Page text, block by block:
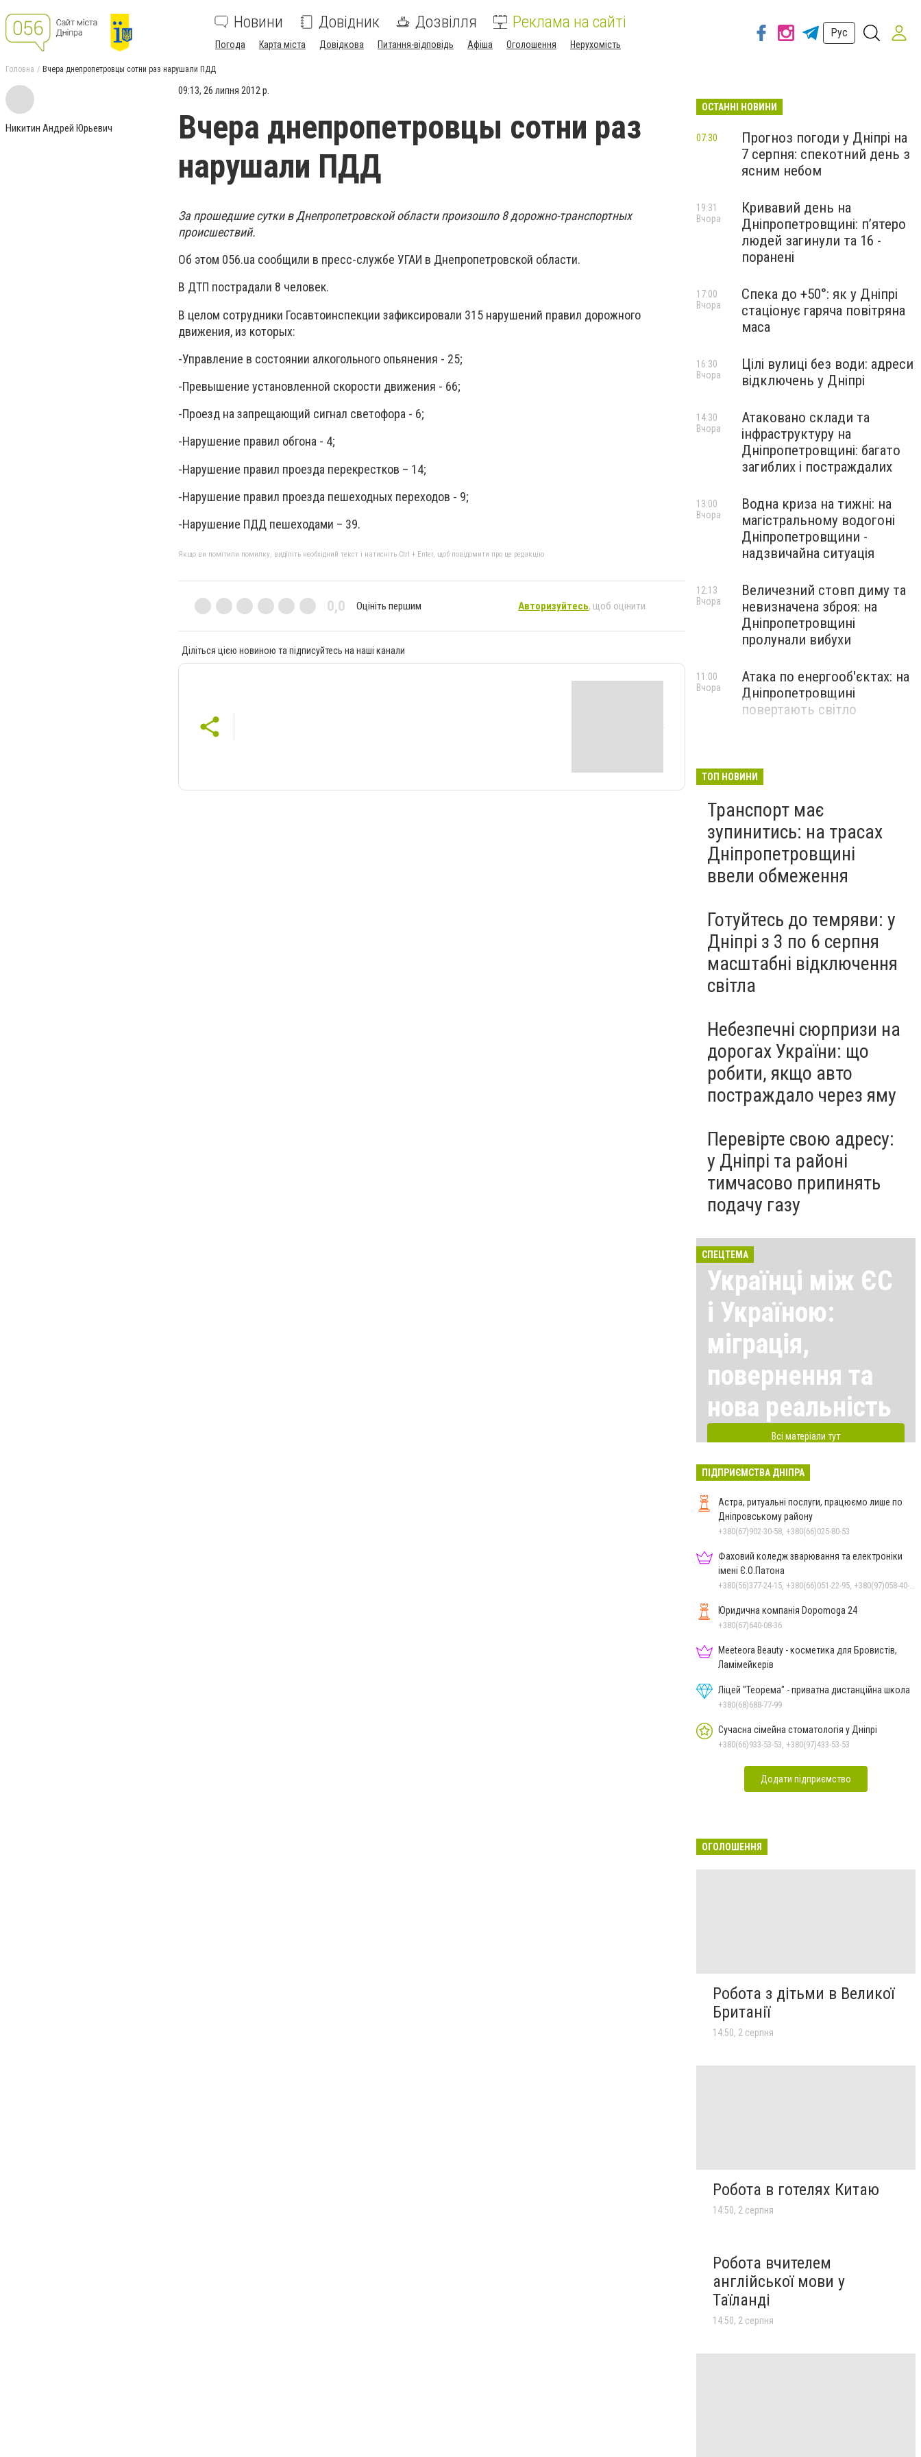
Новини Довідник Дозвілля Реклама на сайті
Погода Карта міста Довідкова Питання-відповідь Афіша Оголошення Нерухомість
Рус
Головна Вчера днепропетровцы сотни раз нарушали ПДД
Никитин Андрей Юрьевич
09:13, 26 липня 2012 р.
Вчера днепропетровцы сотни раз
нарушали ПДД
За прошедшие сутки в Днепропетровской области произошло 8 дорожно-транспортных
происшествий.
Об этом 056.ua сообщили в пресс-службе УГАИ в Днепропетровской области.
В ДТП пострадали 8 человек.
В целом сотрудники Госавтоинспекции зафиксировали 315 нарушений правил дорожного
движения, из которых:
-Управление в состоянии алкогольного опьянения - 25;
-Превышение установленной скорости движения - 66;
-Проезд на запрещающий сигнал светофора - 6;
-Нарушение правил обгона - 4;
-Нарушение правил проезда перекрестков – 14;
-Нарушение правил проезда пешеходных переходов - 9;
-Нарушение ПДД пешеходами – 39.
Якщо ви помітили помилку, виділіть необхідний текст і натисніть Ctrl + Enter, щоб повідомити про це редакцію
0,0 Оцініть першим Авторизуйтесь, щоб оцінити
Діліться цією новиною та підписуйтесь на наші канали
ОСТАННІ НОВИНИ
Прогноз погоди у Дніпрі на
7 серпня: спекотний день з
ясним небом
07:30
Кривавий день на
Дніпропетровщині: п’ятеро
людей загинули та 16 -
поранені
19:31
Вчора
Спека до +50°: як у Дніпрі
стаціонує гаряча повітряна
маса
17:00
Вчора
Цілі вулиці без води: адреси
відключень у Дніпрі
16:30
Вчора
Атаковано склади та
інфраструктуру на
Дніпропетровщині: багато
загиблих і постраждалих
14:30
Вчора
Водна криза на тижні: на
магістральному водогоні
Дніпропетровщини -
надзвичайна ситуація
13:00
Вчора
Величезний стовп диму та
невизначена зброя: на
Дніпропетровщині
пролунали вибухи
12:13
Вчора
Атака по енергооб'єктах: на
Дніпропетровщині
повертають світло
11:00
Вчора
ТОП НОВИНИ
Транспорт має
зупинитись: на трасах
Дніпропетровщині
ввели обмеження
Готуйтесь до темряви: у
Дніпрі з 3 по 6 серпня
масштабні відключення
світла
Небезпечні сюрпризи на
дорогах України: що
робити, якщо авто
постраждало через яму
Перевірте свою адресу:
у Дніпрі та районі
тимчасово припинять
подачу газу
СПЕЦТЕМА
Українці між ЄС
і Україною:
міграція,
повернення та
нова реальність
Всі матеріали тут
ПІДПРИЄМСТВА ДНІПРА
Астра, ритуальні послуги, працюємо лише по
Дніпровському району
+380(67)902-30-58, +380(66)025-80-53
Фаховий коледж зварювання та електроніки
імені Є.О.Патона
Юридична компанія Dopomoga 24
+380(67)640-08-36
Meeteora Beauty - косметика для Бровистів,
Ламімейкерів
Ліцей "Теорема" - приватна дистанційна школа
+380(68)688-77-99
Сучасна сімейна стоматологія у Дніпрі
+380(66)933-53-53, +380(97)433-53-53
Додати підприємство
ОГОЛОШЕННЯ
Робота з дітьми в Великої
Британії
14:50, 2 серпня
Робота в готелях Китаю
14:50, 2 серпня
Робота вчителем
англійської мови у
Таїланді
14:50, 2 серпня